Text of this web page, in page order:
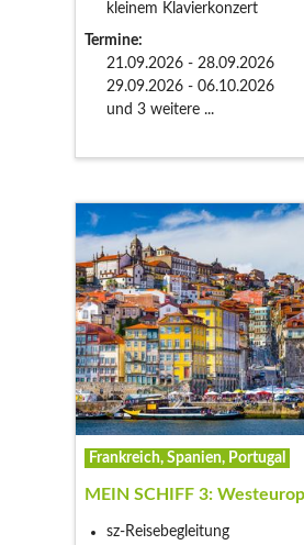
kleinem Klavierkonzert
Termine:
21.09.2026 - 28.09.2026
29.09.2026 - 06.10.2026
und 3 weitere ...
Frankreich, Spanien, Portugal
MEIN SCHIFF 3:
sz-Reisebegleitung